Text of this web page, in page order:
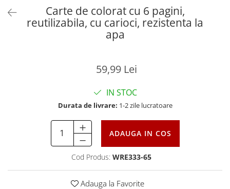
Carte de colorat cu 6 pagini,
reutilizabila, cu carioci, rezistenta la
apa
59,99 Lei
IN STOC
Durata de livrare: 1-2 zile lucratoare
ADAUGA IN COS
Cod Produs: WRE333-65
Adauga la Favorite